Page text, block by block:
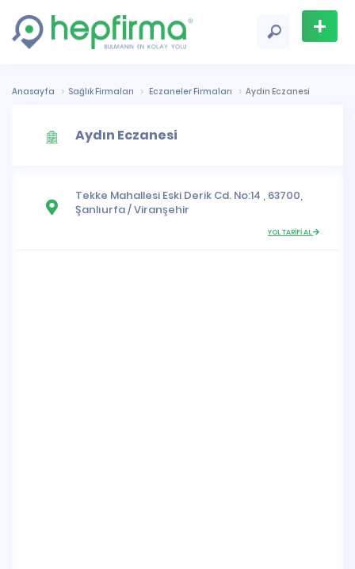
+
Ekle
Anasayfa Sağlık Firmaları Eczaneler Firmaları Aydın Eczanesi
Aydın Eczanesi
Tekke Mahallesi Eski Derik Cd. No:14 , 63700,
Şanlıurfa/Viranşehir
YOL TARİFİ AL